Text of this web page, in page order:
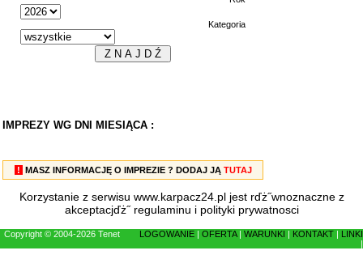
Kategoria
IMPREZY WG DNI MIESIĄCA :
! MASZ INFORMACJĘ O IMPREZIE ? DODAJ JĄ TUTAJ
Korzystanie z serwisu www.karpacz24.pl jest rďż˝wnoznaczne z
akceptacjďż˝ regulaminu i polityki prywatnosci
Copyright © 2004-2026 Tenet LOGOWANIE OFERTA| WARUNKI KONTAKT
LINKI